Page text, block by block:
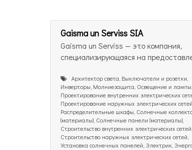
Gaisma un Serviss SIA
Gaisma un Serviss — это компания,
специализирующаяся на
Архитектор света, Выключатели и розетки,
Инверторы, Молниезащита, Освещение и лампы,
Проектирование внутренних электрических
Проектирование наружных электрических
Распределительные шкафы, Солнечные
(материалы), Солнечные панели (материалы),
Строительство внутренних электрических сетей,
Строительство наружных электрических сетей,
Установка солнечных панелей, Электрик,